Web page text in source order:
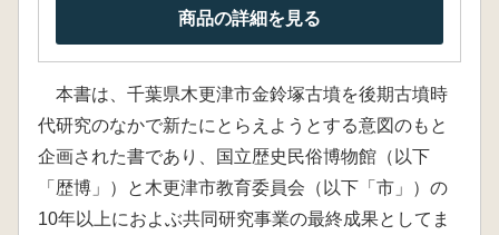
商品の詳細を見る
本書は、千葉県木更津市金鈴塚古墳を後期古墳時
代研究のなかで新たにとらえようとする意図のもと
企画された書であり、国立歴史民俗博物館（以下
「歴博」）と木更津市教育委員会（以下「市」）の
10年以上におよぶ共同研究事業の最終成果としてま